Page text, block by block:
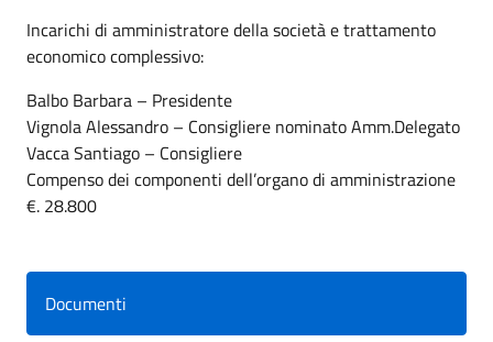
Incarichi di amministratore della società e trattamento
economico complessivo:
Balbo Barbara – Presidente
Vignola Alessandro – Consigliere nominato Amm.Delegato
Vacca Santiago – Consigliere
Compenso dei componenti dell’organo di amministrazione
€. 28.800
Documenti